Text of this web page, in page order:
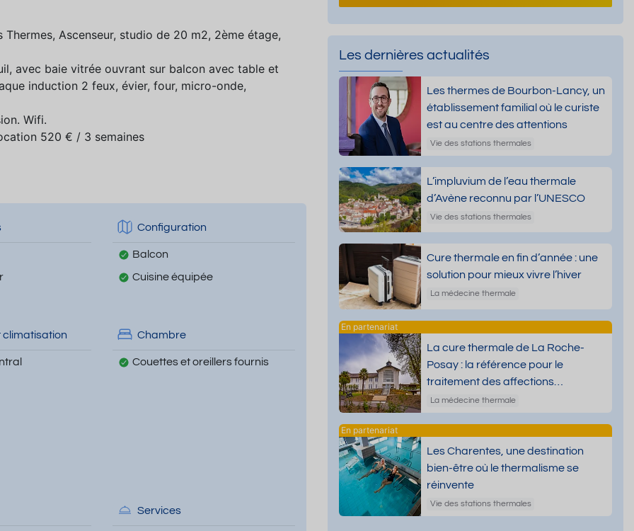
Ascenseur, studio de 20 m2, 2ème étage,
avec baie vitrée ouvrant sur balcon avec table et
induction 2 feux, évier, four, micro-onde,
Wifi.
520 € / 3 semaines
Configuration
Balcon
Cuisine équipée
Chambre
Couettes et oreillers fournis
Services
Les dernières actualités
Les thermes de Bourbon-Lancy, un
établissement familial où le curiste
est au centre des attentions
Vie des stations thermales
L’impluvium de l’eau thermale
d’Avène reconnu par l’UNESCO
Vie des stations thermales
Cure thermale en fin d’année : une
solution pour mieux vivre l’hiver
La médecine thermale
La cure thermale de La Roche-
Posay : la référence pour le
traitement des affections
dermatologiques
La médecine thermale
Les Charentes, une destination
bien-être où le thermalisme se
réinvente
Vie des stations thermales